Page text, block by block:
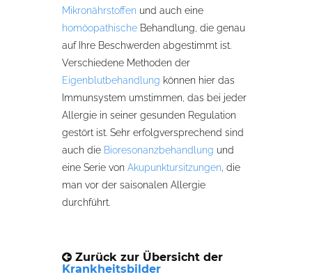
Mikronährstoffen und auch eine
homöopathische Behandlung, die genau
auf Ihre Beschwerden abgestimmt ist.
Verschiedene Methoden der
Eigenblutbehandlung können hier das
Immunsystem umstimmen, das bei jeder
Allergie in seiner gesunden Regulation
gestört ist. Sehr erfolgversprechend sind
auch die Bioresonanzbehandlung und
eine Serie von Akupunktursitzungen , die
man vor der saisonalen Allergie
durchführt.
Zurück zur Übersicht der
Krankheitsbilder